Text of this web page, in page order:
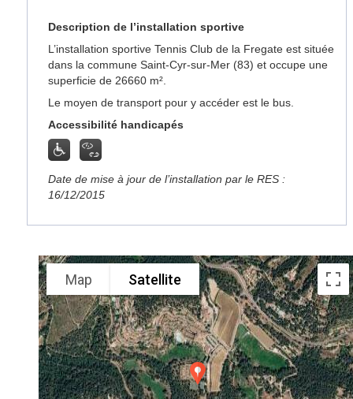
Description de l’installation sportive
L’installation sportive Tennis Club de la Fregate est située
dans la commune Saint-Cyr-sur-Mer (83) et occupe une
superficie de 26660 m².
Le moyen de transport pour y accéder est le bus.
Accessibilité handicapés
Date de mise à jour de l’installation par le RES :
16/12/2015
Map Satellite